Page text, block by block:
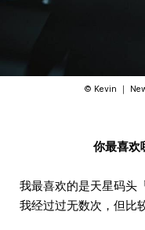
©️ Kevin ｜
你最喜欢
我最喜欢的是天星码头
我经过过无数次，但比